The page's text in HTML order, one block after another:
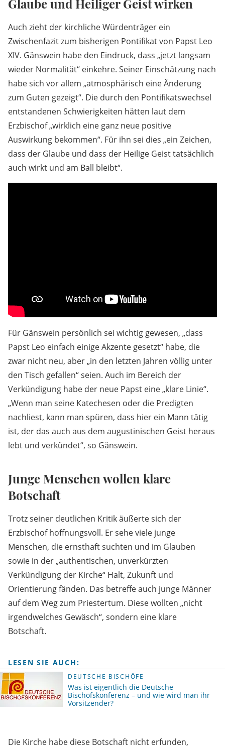
Glaube und Heiliger Geist wirken
Auch zieht der kirchliche Würdenträger ein
Zwischenfazit zum bisherigen Pontifikat von Papst Leo
XIV. Gänswein habe den Eindruck, dass „jetzt langsam
wieder Normalität“ einkehre. Seiner Einschätzung nach
habe sich vor allem „atmosphärisch eine Änderung
zum Guten gezeigt“. Die durch den Pontifikatswechsel
entstandenen Schwierigkeiten hätten laut dem
Erzbischof „wirklich eine ganz neue positive
Auswirkung bekommen“. Für ihn sei dies „ein Zeichen,
dass der Glaube und dass der Heilige Geist tatsächlich
auch wirkt und am Ball bleibt“.
Für Gänswein persönlich sei wichtig gewesen, „dass
Papst Leo einfach einige Akzente gesetzt“ habe, die
zwar nicht neu, aber „in den letzten Jahren völlig unter
den Tisch gefallen“ seien. Auch im Bereich der
Verkündigung habe der neue Papst eine „klare Linie“.
„Wenn man seine Katechesen oder die Predigten
nachliest, kann man spüren, dass hier ein Mann tätig
ist, der das auch aus dem augustinischen Geist heraus
lebt und verkündet“, so Gänswein.
Junge Menschen wollen klare
Botschaft
Trotz seiner deutlichen Kritik äußerte sich der
Erzbischof hoffnungsvoll. Er sehe viele junge
Menschen, die ernsthaft suchten und im Glauben
sowie in der „authentischen, unverkürzten
Verkündigung der Kirche“ Halt, Zukunft und
Orientierung fänden. Das betreffe auch junge Männer
auf dem Weg zum Priestertum. Diese wollten „nicht
irgendwelches Gewäsch“, sondern eine klare
Botschaft.
LESEN SIE AUCH:
DEUTSCHE BISCHÖFE
Was ist eigentlich die Deutsche
Bischofskonferenz – und wie wird man ihr
Vorsitzender?
Die Kirche habe diese Botschaft nicht erfunden,